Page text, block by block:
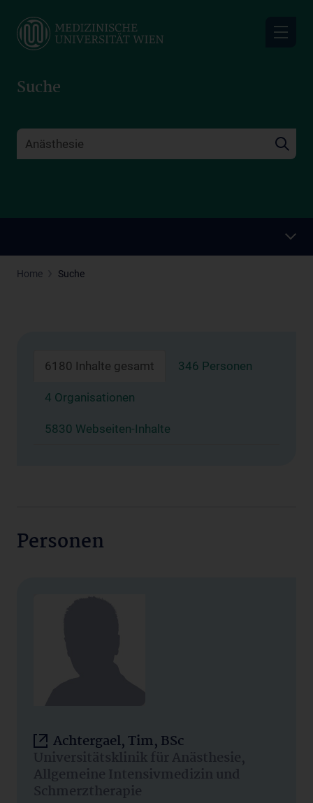
main
Suche
Home Suche
6180 Inhalte gesamt 346 Personen
4 Organisationen
5830 Webseiten-Inhalte
Personen
Achtergael, Tim, BSc
Universitätsklinik für Anästhesie,
Allgemeine Intensivmedizin und
Schmerztherapie